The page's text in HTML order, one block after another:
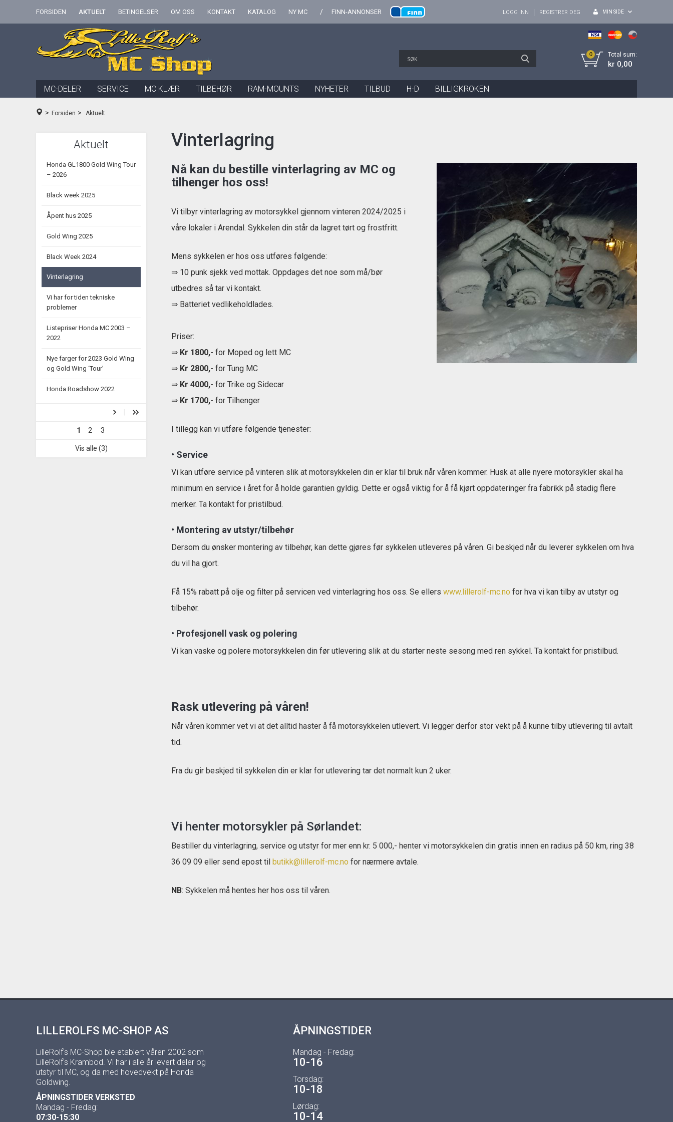
FORSIDEN AKTUELT BETINGELSER OM OSS KONTAKT KATALOG NY MC FINN-ANNONSER MIN SIDE
LOGG INN REGISTRER DEG
0 Total sum:
kr 0,00
MC-DELER SERVICE MC KLÆR TILBEHØR RAM-MOUNTS NYHETER TILBUD H-D BILLIGKROKEN
> Forsiden > Aktuelt
Aktuelt
Honda GL1800 Gold Wing Tour
– 2026
Black week 2025
Åpent hus 2025
Gold Wing 2025
Black Week 2024
Vinterlagring
Vi har for tiden tekniske
problemer
Listepriser Honda MC 2003 –
2022
Nye farger for 2023 Gold Wing
og Gold Wing ‘Tour’
Honda Roadshow 2022
1 2 3
Vis alle (3)
Vinterlagring
Nå kan du bestille vinterlagring av MC og
tilhenger hos oss!
Vi tilbyr vinterlagring av motorsykkel gjennom vinteren 2024/2025 i
våre lokaler i Arendal. Sykkelen din står da lagret tørt og frostfritt.
Mens sykkelen er hos oss utføres følgende:
⇒ 10 punk sjekk ved mottak. Oppdages det noe som må/bør
utbedres så tar vi kontakt.
⇒ Batteriet vedlikeholdlades.
Priser:
⇒ Kr 1800,- for Moped og lett MC
⇒ Kr 2800,- for Tung MC
⇒ Kr 4000,- for Trike og Sidecar
⇒ Kr 1700,- for Tilhenger
I tillegg kan vi utføre følgende tjenester:
• Service
Vi kan utføre service på vinteren slik at motorsykkelen din er klar til bruk når våren kommer. Husk at alle nyere motorsykler skal ha
minimum en service i året for å holde garantien gyldig. Dette er også viktig for å få kjørt oppdateringer fra fabrikk på stadig flere
merker. Ta kontakt for pristilbud.
• Montering av utstyr/tilbehør
Dersom du ønsker montering av tilbehør, kan dette gjøres før sykkelen utleveres på våren. Gi beskjed når du leverer sykkelen om hva
du vil ha gjort.
Få 15% rabatt på olje og filter på servicen ved vinterlagring hos oss. Se ellers www.lillerolf-mc.no for hva vi kan tilby av utstyr og
tilbehør.
• Profesjonell vask og polering
Vi kan vaske og polere motorsykkelen din før utlevering slik at du starter neste sesong med ren sykkel. Ta kontakt for pristilbud.
Rask utlevering på våren!
Når våren kommer vet vi at det alltid haster å få motorsykkelen utlevert. Vi legger derfor stor vekt på å kunne tilby utlevering til avtalt
tid.
Fra du gir beskjed til sykkelen din er klar for utlevering tar det normalt kun 2 uker.
Vi henter motorsykler på Sørlandet:
Bestiller du vinterlagring, service og utstyr for mer enn kr. 5 000,- henter vi motorsykkelen din gratis innen en radius på 50 km, ring 38
36 09 09 eller send epost til butikk@lillerolf-mc.no for nærmere avtale.
NB: Sykkelen må hentes her hos oss til våren.
LILLEROLFS MC-SHOP AS
LilleRolf's MC-Shop ble etablert våren 2002 som
LilleRolf's Krambod. Vi har i alle år levert deler og
utstyr til MC, og da med hovedvekt på Honda
Goldwing.
ÅPNINGSTIDER VERKSTED
Mandag - Fredag:
07:30-15:30
ÅPNINGSTIDER
Mandag - Fredag:
10-16
Torsdag:
10-18
Lørdag:
10-14